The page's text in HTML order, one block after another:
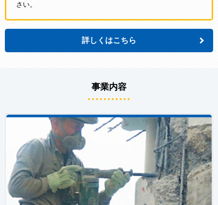
さい。
詳しくはこちら
事業内容